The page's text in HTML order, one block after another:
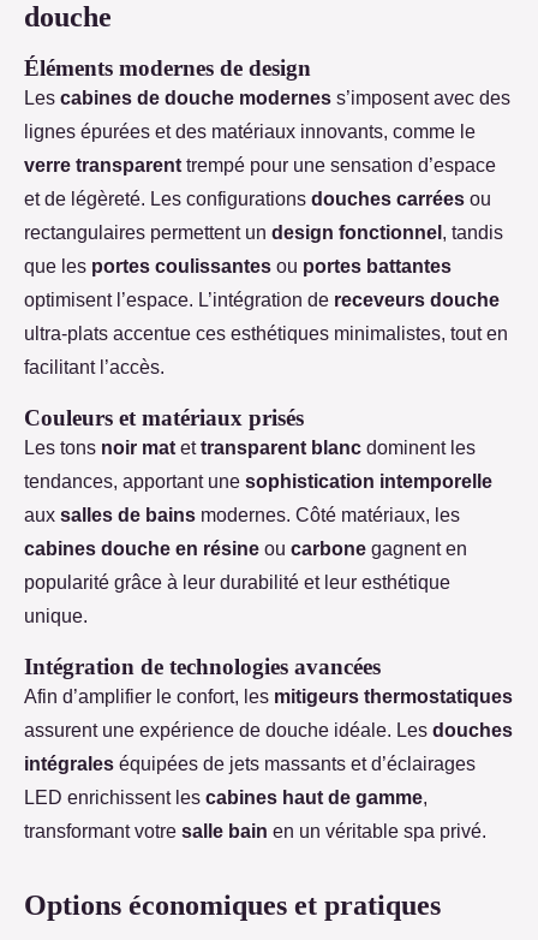
douche
Éléments modernes de design
Les cabines de douche modernes s’imposent avec des
lignes épurées et des matériaux innovants, comme le
verre transparent trempé pour une sensation d’espace
et de légèreté. Les configurations douches carrées ou
rectangulaires permettent un design fonctionnel , tandis
que les portes coulissantes ou portes battantes
optimisent l’espace. L’intégration de receveurs douche
ultra-plats accentue ces esthétiques minimalistes, tout en
facilitant l’accès.
Couleurs et matériaux prisés
Les tons noir mat ettransparent blanc dominent les
tendances, apportant une sophistication intemporelle
aux salles de bains modernes. Côté matériaux, les
cabines douche en résine ou carbone gagnent en
popularité grâce à leur durabilité et leur esthétique
unique.
Intégration de technologies avancées
Afin d’amplifier le confort, les mitigeurs thermostatiques
assurent une expérience de douche idéale. Les douches
intégrales équipées de jets massants et d’éclairages
LED enrichissent les cabines haut de gamme,
transformant votre salle bain en un véritable spa privé.
Options économiques et pratiques